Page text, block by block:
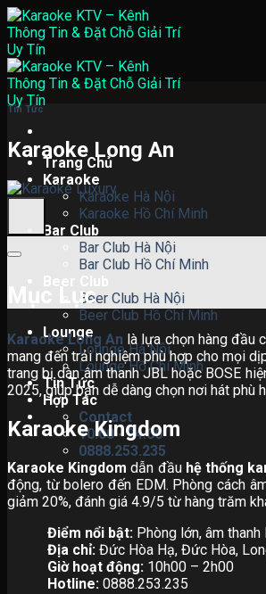
Skip
to
content
Trang Chủ
Karaoke
Karaoke Hà Nội
Karaoke Hồ Chí Minh
Bar Club
Bar Club Hà Nội
Bar Club Hồ Chí Minh
Beer Club
Beer Club Hà Nội
Beer Club Hồ Chí Minh
Lounge
Lounge Hà Nội
Lounge Hồ Chí Minh
Tin Tức
Hợp Tác
Contact
10:00 - 24:00
0888.253.235
Tin Tức
Karaoke Long An
Mục Lục
Karaoke Long An là lựa chọn hàng đầu
mang đến trải nghiệm phù hợp cho mọi
trang bị dàn âm thanh JBL hoặc BOSE
2025, giúp bạn dễ dàng chọn nơi hát
Karaoke Kingdom
Karaoke Kingdom dẫn đầu hệ thống
động, từ bolero đến EDM. Phòng cách
giảm 20%, đánh giá 4.9/5 từ hàng trăm
Điểm nổi bật:Phòng lớn, âm thanh
Địa chỉ:Đức Hòa Hạ, Đức Hòa,
Giờ hoạt động:10h00 – 2h00
Hotline:0888.253.235